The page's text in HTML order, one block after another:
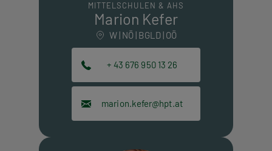
MITTELSCHULEN & AHS
Marion Kefer
W | NÖ | BGLD | OÖ
+ 43 676 950 13 26
marion.kefer@hpt.at